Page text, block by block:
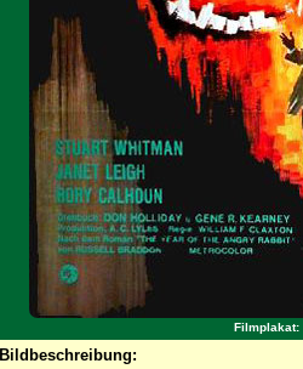
Filmplakat:
Bildbeschreibung: